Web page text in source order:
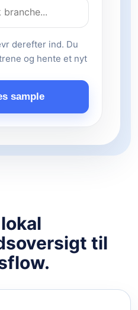
derefter ind. Du
og hente et nyt
sample
til